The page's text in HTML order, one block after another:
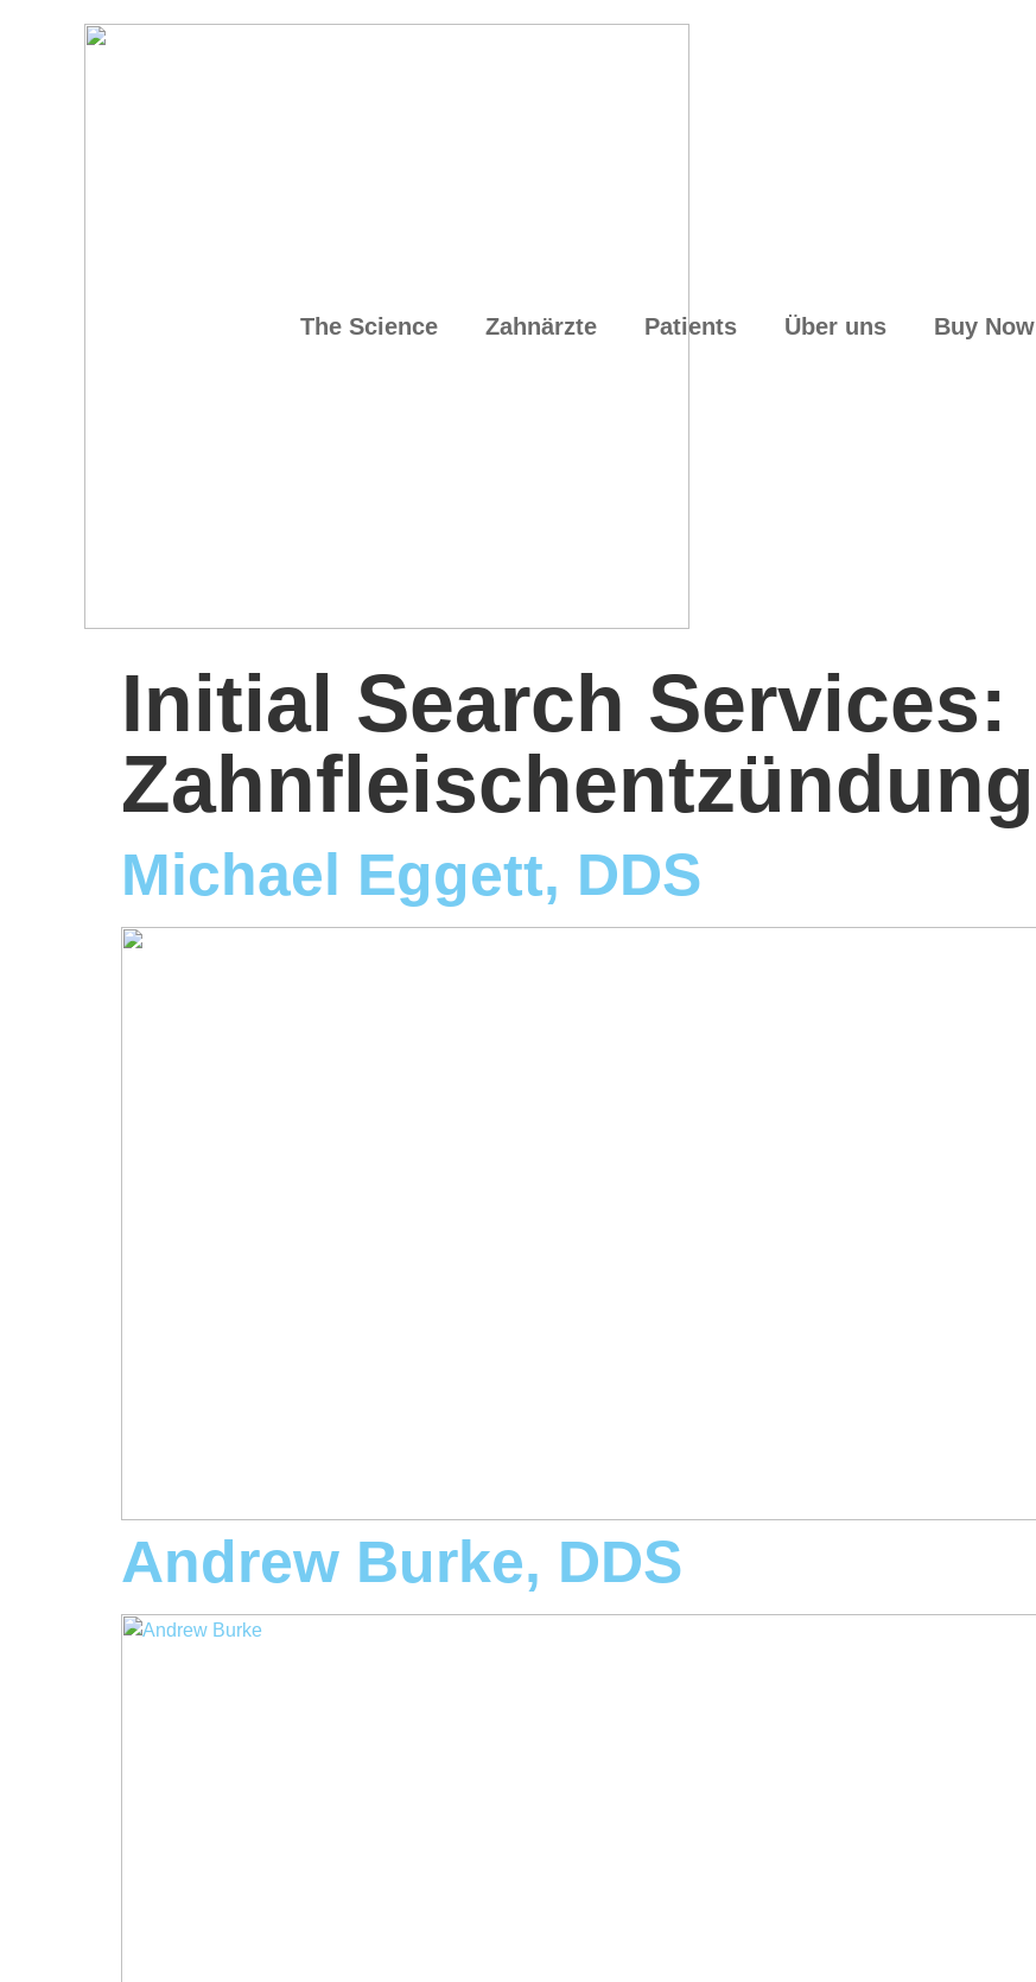
The Science Zahnärzte Patients Über uns Buy Now
Initial Search Services:
Zahnfleischentzündung
Michael Eggett, DDS
Andrew Burke, DDS